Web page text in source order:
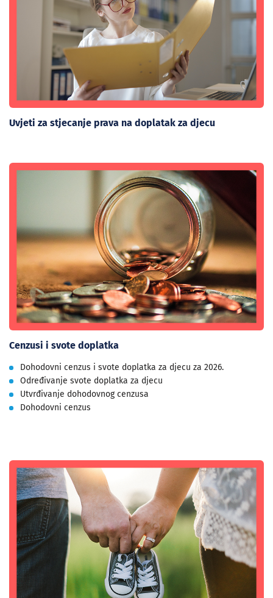
Uvjeti za stjecanje prava na doplatak za djecu
Cenzusi i svote doplatka
Dohodovni cenzus i svote doplatka za djecu za 2026.
Određivanje svote doplatka za djecu
Utvrđivanje dohodovnog cenzusa
Dohodovni cenzus